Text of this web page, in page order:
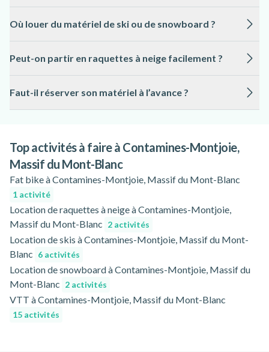
itinéraires adaptés à tous les niveaux.
location dans plusieurs points du village, garantissant aux
plus jeunes une expérience adaptée et sécurisée, encadrée
par des professionnels locaux.
Où louer du matériel de ski ou de snowboard ?
snowboard est disponible à la location aux Hameaux du Lay,
125 Route Notre Dame de la Gorge et dans le centre du
village, pour un accès facile aux pistes.
Peut-on partir en raquettes à neige facilement ?
de Notre Dame de la Gorge et au Hameau du Lay, offrant un
accès direct aux itinéraires balisés pour des balades
Faut-il réserver son matériel à l’avance ?
garantir la disponibilité du matériel souhaité et de bénéficier
des conseils d’un professionnel local.
Top activités à faire à Contamines-Montjoie,
Massif du Mont-Blanc
Fat bike à Contamines-Montjoie, Massif du Mont-Blanc
1 activité
Location de raquettes à neige à Contamines-Montjoie,
Massif du Mont-Blanc 2 activités
Location de skis à Contamines-Montjoie, Massif du Mont-
Blanc 6 activités
Location de snowboard à Contamines-Montjoie, Massif du
Mont-Blanc 2 activités
VTT à Contamines-Montjoie, Massif du Mont-Blanc
15 activités